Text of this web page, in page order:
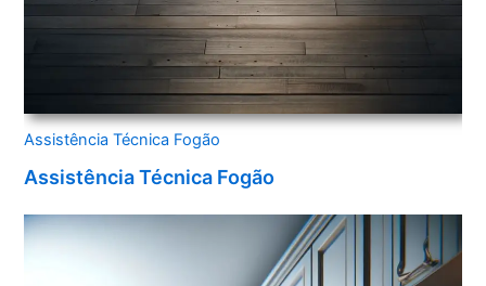
Assistência Técnica Fogão
Assistência Técnica Fogão